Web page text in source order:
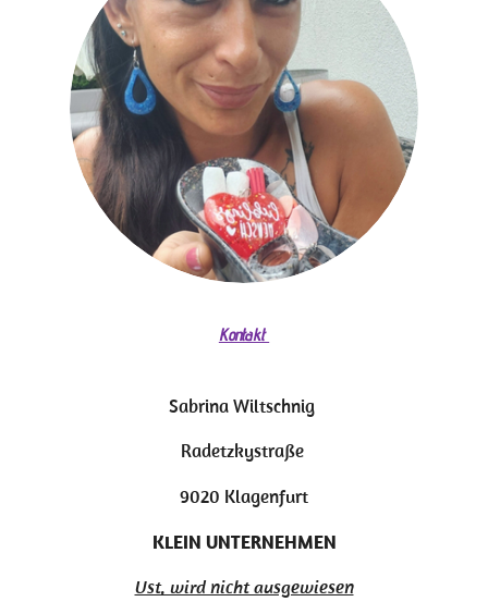
Kontakt
Sabrina Wiltschnig
Radetzkystraße
9020 Klagenfurt
KLEIN UNTERNEHMEN
Ust. wird nicht ausgewiesen